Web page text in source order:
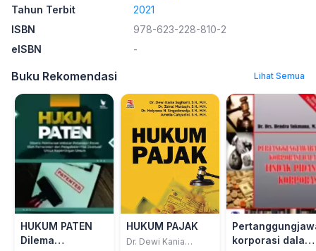
Tahun Terbit
2021
ISBN
978-623-228-810-2
eISBN
-
Buku Rekomendasi Lihat Semua
HUKUM PATEN
Dilema
HUKUM PAJAK
Dr. Dewi Kania
korporasi dalam